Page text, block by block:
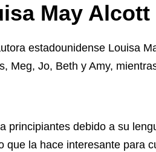
May Alcott
estadounidense Louisa
Meg, Jo, Beth y Amy,
principiantes debido a su
la hace interesante para